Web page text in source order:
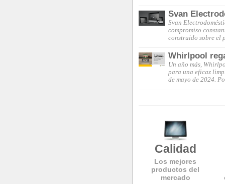
Svan
Svan
compromiso
construido sobre el
Whirlpool
Un año más,
para una eficaz
de mayo de 2024.
Calidad
Los mejores
productos del
mercado